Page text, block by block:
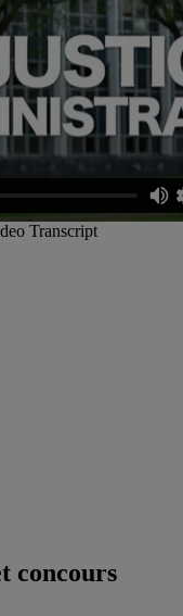
concours